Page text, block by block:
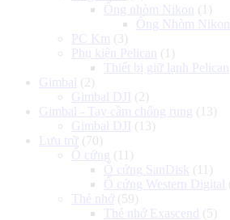
Ống nhòm Nikon
(1)
Ống Nhòm
PC Km (3)
Phụ kiện Pelican
(1)
Thiết bị giữ lạnh Pelican
Gimbal (2)
Gimbal DJI (2)
Gimbal - Tay cầm chống rung (13)
Gimbal DJI (13)
Lưu trữ (70)
Ổ cứng (11)
Ổ cứng SanDisk (11)
Ổ cứng Western Digital
Thẻ nhớ (59)
Thẻ nhớ Exascend
(5)